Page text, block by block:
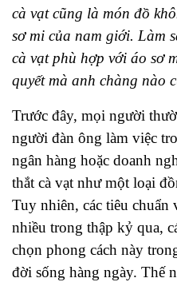
cà vạt cũng là món đồ
sơ mi của nam giới. Làm
cà vạt phù hợp với áo sơ
quyết mà anh chàng nào
Trước đây, mọi người
người đàn ông làm việc
ngân hàng hoặc doanh
thắt cà vạt như một loại
Tuy nhiên, các tiêu chuẩn
nhiều trong thập kỷ qua,
chọn phong cách này
đời sống hàng ngày. Thế